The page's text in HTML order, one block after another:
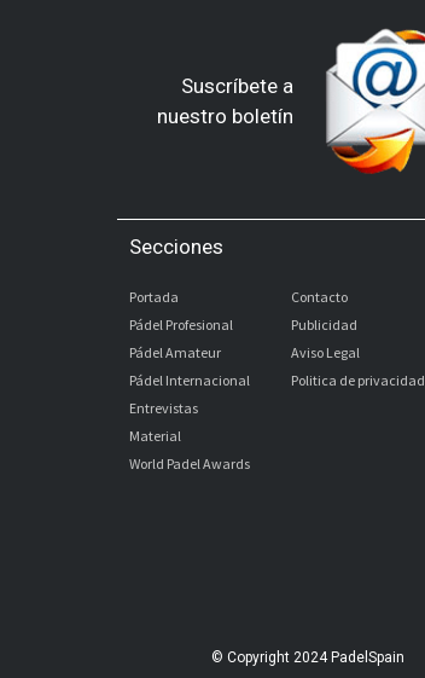
Suscríbete a
nuestro boletín
Secciones
Portada
Pádel Profesional
Pádel Amateur
Pádel Internacional
Entrevistas
Material
World Padel Awards
Contacto
Publicidad
Aviso Legal
Politica de privacidad
© Copyright 2024 PadelSpain